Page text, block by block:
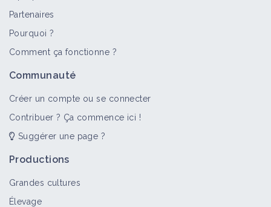
Partenaires
Pourquoi ?
Comment ça fonctionne ?
Communauté
Créer un compte ou se connecter
Contribuer ? Ça commence ici !
Suggérer une page ?
Productions
Grandes cultures
Élevage